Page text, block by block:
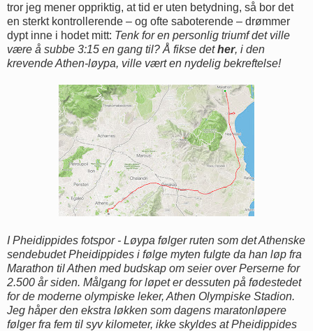
tror jeg mener oppriktig, at tid er uten betydning, så bor det
en sterkt kontrollerende – og ofte saboterende – drømmer
dypt inne i hodet mitt: Tenk for en personlig triumf det ville
være å subbe 3:15 en gang til? Å fikse dether, i den
krevende Athen-løypa, ville vært en nydelig bekreftelse!
I Pheidippides fotspor - Løypa følger ruten som det Athenske
sendebudet Pheidippides i følge myten fulgte da han løp fra
Marathon til Athen med budskap om seier over Perserne for
2.500 år siden. Målgang for løpet er dessuten på fødestedet
for de moderne olympiske leker, Athen Olympiske Stadion.
Jeg håper den ekstra løkken som dagens maratonløpere
følgerfra fem til syv kilometer, ikke skyldes at Pheidippides